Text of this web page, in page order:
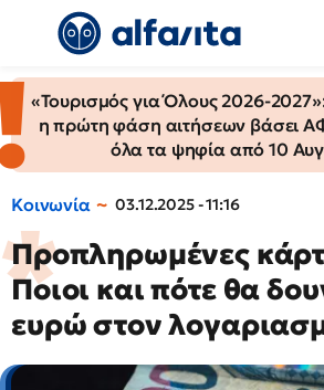
«Τουρισμός για Όλους 2026-
η πρώτη φάση αιτήσεων βάσει
όλα τα ψηφία από 10
Κοινωνία 03.12.2025 - 11:16
Προπληρωμένες
Ποιοι και πότε θα
ευρώ στον